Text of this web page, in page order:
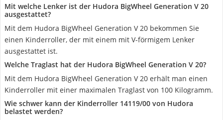
Mit welche Lenker ist der Hudora BigWheel Generation V 20
ausgestattet?
Mit dem Hudora BigWheel Generation V 20 bekommen Sie
einen Kinderroller, der mit einem mit V-förmigem Lenker
ausgestattet ist.
Welche Traglast hat der Hudora BigWheel Generation V 20?
Mit dem Hudora BigWheel Generation V 20 erhält man einen
Kinderroller mit einer maximalen Traglast von 100 Kilogramm.
Wie schwer kann der Kinderroller 14119/00 von Hudora
belastet werden?